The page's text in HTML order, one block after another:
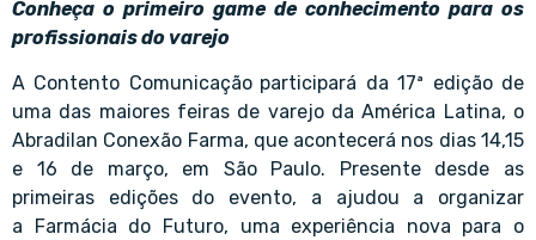
Conheça o primeiro game de conhecimento para os
profissionais do varejo
A Contento Comunicação participará da 17ª edição de
uma das maiores feiras de varejo da América Latina, o
Abradilan Conexão Farma, que acontecerá nos dias 14,15
e 16 de março, em São Paulo. Presente desde as
primeiras edições do evento, a ajudou a organizar
a Farmácia do Futuro, uma experiência nova para o